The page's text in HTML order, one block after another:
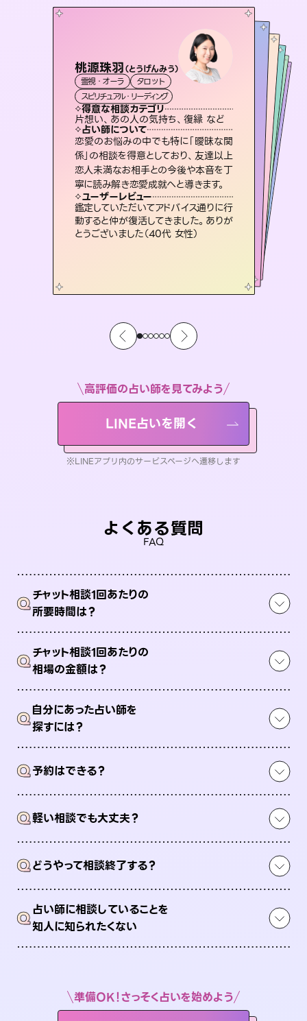
桃源珠羽（とうげんみう）
霊視・オーラ
タロット
スピリチュアル・リーディング
得意な相談カテゴリ
片想い、あの人の気持ち、復縁 など
占い師について
恋愛のお悩みの中でも特に「曖昧な関
係」の相談を得意としており、友達以上
恋人未満なお相手との今後や本音を丁
寧に読み解き恋愛成就へと導きます。
ユーザーレビュー
鑑定していただいてアドバイス通りに行
動すると仲が復活してきました。ありが
とうございました（40代 女性）
未来視師＊花
霊視・オーラ 心理学
スピリチュアル・リーディング
得意な相談カテゴリ
出逢い、片想い、復縁 など
占い師について
未来には何パターンもの選択肢があり
ます。不安で視えにくくなっているあな
たの素敵な未来を見つけ、その未来を
選択できるようアドバイスします。
ユーザーレビュー
職場の人の性質や人間関係、本心など
本当によく視えていてびっくり。対策が
打てて前向きになれます（40代）
おう 霊感オラクル
霊視・オーラ
オラクルカード
得意な相談カテゴリ
恋愛総合、あの人の気持ち など
占い師について
霊視×オラクルカードを使って「今」と
「未来」そして「気になるあの人の気持
ち」まで丁寧に読み解き、恋や人生のヒ
ントを優しく引き出します。
ユーザーレビュー
不安な気持ちが嘘みたいに晴れまし
た…！よく視えていらっしゃるんだなと
感じました（40代 女性）
彗望（すいぼう
霊視・オーラ
スピリチュアル・リーディング
得意な相談カテゴリ
片想い、あの人の気持ち、復縁 など
占い師について
3,700年以上の歴史を持つ東洋最古の占術「易占」で詳細まで占い、幸せへ向かう道筋を示します。厳しい結果にも具体的な対策をお伝えします。
ユーザーレビュー
複雑な背景もしっかり聞いて鑑定して
いただけました。気持ちが楽になりまし
た（50代 女性）
セラピスト理恵
霊視・オーラ
スピリチュアル・リーディング
得意な相談カテゴリ
片想い、二人の未来、年の差 など
占い師について
連絡再開、復縁、成就などの報告実績
多数。セラピストとして2万超の施術経
験があるからこそできる鑑定で、より良
い未来をサポートします。
ユーザーレビュー
とても心温まる鑑定でした。しかもこち
らは何も言っていないのに視えていらっ
しゃるんだなと驚きです（30代女性）
アイリス -iris-
西洋占星術 タロット
ルーン
得意な相談カテゴリ
恋愛総合、片想い、二人の未来 など
占い師について
復縁、恋愛、不倫の行方、同性愛や片
思い、仕事関係や借金問題まで知りた
いことや心の負担になっていることを
紐解き、背中をそっと押して導きます。
ユーザーレビュー
安心感のあり、言い切ってくれる所や濁
さない鑑定のおかげで、毎回自分の気
持ちを整えられます（30代 男性）
高評価の占い師を見てみよう
LINE占いを開く
※LINEアプリ内のサービスページへ遷移します
よくある質問
FAQ
Qチャット相談1回あたりの
所要時間は？
Qチャット相談1回あたりの
相場の金額は？
Q自分にあった占い師を
探すには？
Q予約はできる？
Q軽い相談でも大丈夫？
Qどうやって相談終了する？
Q占い師に相談していることを
知人に知られたくない
準備OK！さっそく占いを始めよう